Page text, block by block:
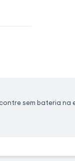
sem bateria